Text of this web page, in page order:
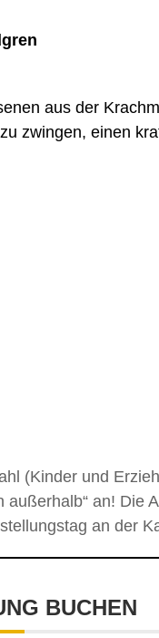
aus der
zwingen, einen
(Kinder und
außerhalb“ an! Die
an der
BUCHEN